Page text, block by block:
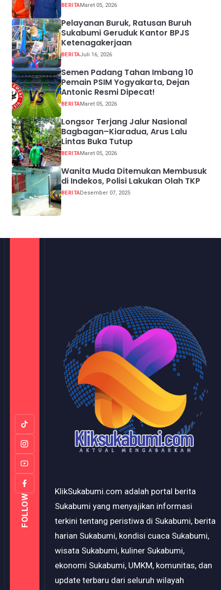
BERITAMaret 05, 2026
Pelayanan Buruk, Ratusan Buruh
Sukabumi Geruduk Kantor BPJS
Ketenagakerjaan
BERITAJuli 16, 2026
Semen Padang Tahan Imbang 10
Pemain PSIM Yogyakarta, Dejan
Antonic Resmi Dipecat!
BERITAMaret 05, 2026
Longsor Terjang Jalur Nasional
Bagbagan–Kiaradua, Arus Lalu
Lintas Buka Tutup
BERITAMaret 05, 2026
Wanita Muda Ditemukan Membusuk
di Indekos, Polisi Lakukan Olah TKP
BERITADesember 07, 2025
FOLLOW
KlikSukabumi.com adalah portal berita
Sukabumi yang menyajikan informasi
terkini tentang peristiwa di Sukabumi, berita
harian Sukabumi, kondisi cuaca Sukabumi,
wisata Sukabumi, kuliner Sukabumi,
ekonomi Sukabumi, UMKM, komunitas, dan
update terbaru dari seluruh wilayah